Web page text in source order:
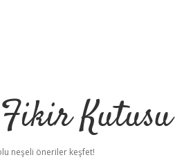
Kutusu
neşeli öneriler keşfet!